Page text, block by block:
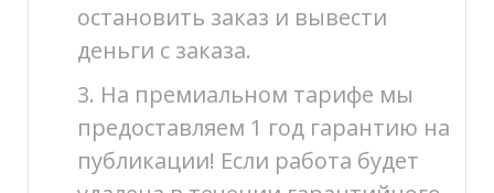
остановить заказ и вывести
деньги с заказа.
3. На премиальном тарифе мы
предоставляем 1 год гарантию на
публикации! Если работа будет